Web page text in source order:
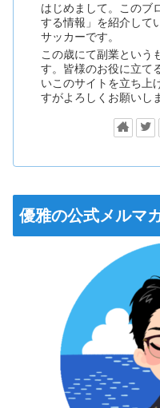
はじめまして。このブ
する情報」を紹介して
サッカーです。
この歳にて副業という
す。皆様のお役に立て
いこのサイトを立ち上
すがよろしくお願いし
優雅の公式メルマ